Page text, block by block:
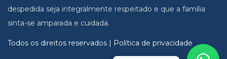
despedida seja integralmente respeitado e que a família
sinta-se amparada e cuidada.
Todos os direitos reservados | Política de privacidade